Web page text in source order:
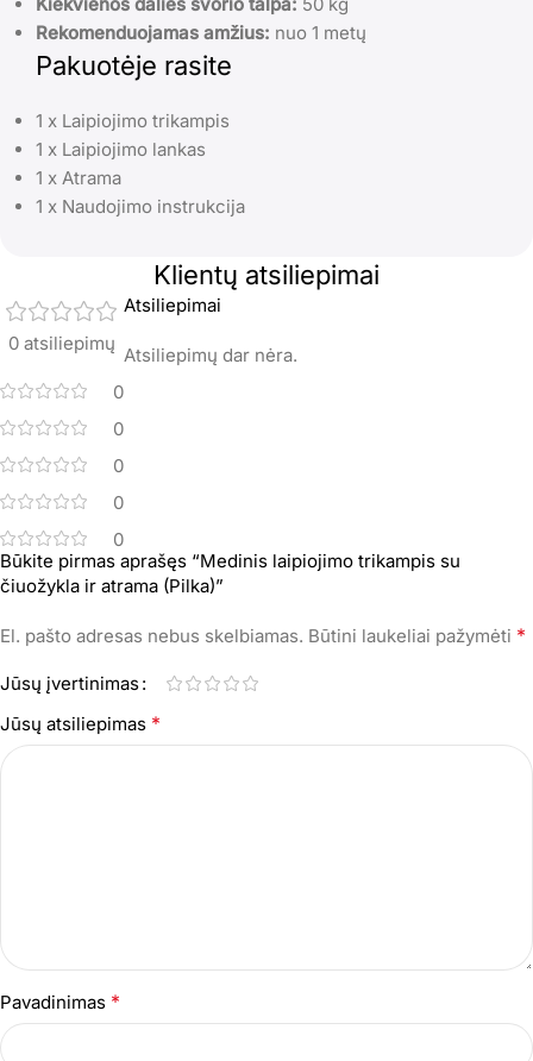
Rekomenduojamas amžius: nuo 1 metų
Pakuotėje rasite
1 x Laipiojimo trikampis
1 x Laipiojimo lankas
1 x Atrama
1 x Naudojimo instrukcija
Klientų atsiliepimai
0 atsiliepimų
0
0
0
0
0
Atsiliepimai
Atsiliepimų dar nėra.
Būkite pirmas aprašęs “Medinis laipiojimo trikampis su
čiuožykla ir atrama (Pilka)”
El. pašto adresas nebus skelbiamas. Būtini laukeliai pažymėti *
Jūsų įvertinimas
Jūsų atsiliepimas *
Pavadinimas *